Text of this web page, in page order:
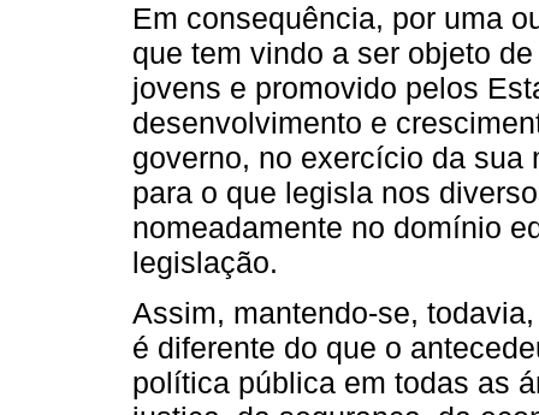
Em consequência, por uma
que tem vindo a ser objeto
jovens e promovido pelos
desenvolvimento e
governo, no exercício da
para o que legisla nos
nomeadamente no domínio
legislação.
Assim, mantendo-se,
é diferente do que o
política pública em todas as